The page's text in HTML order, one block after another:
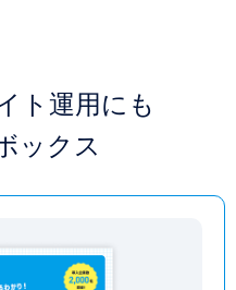
ト運用にも
ックス